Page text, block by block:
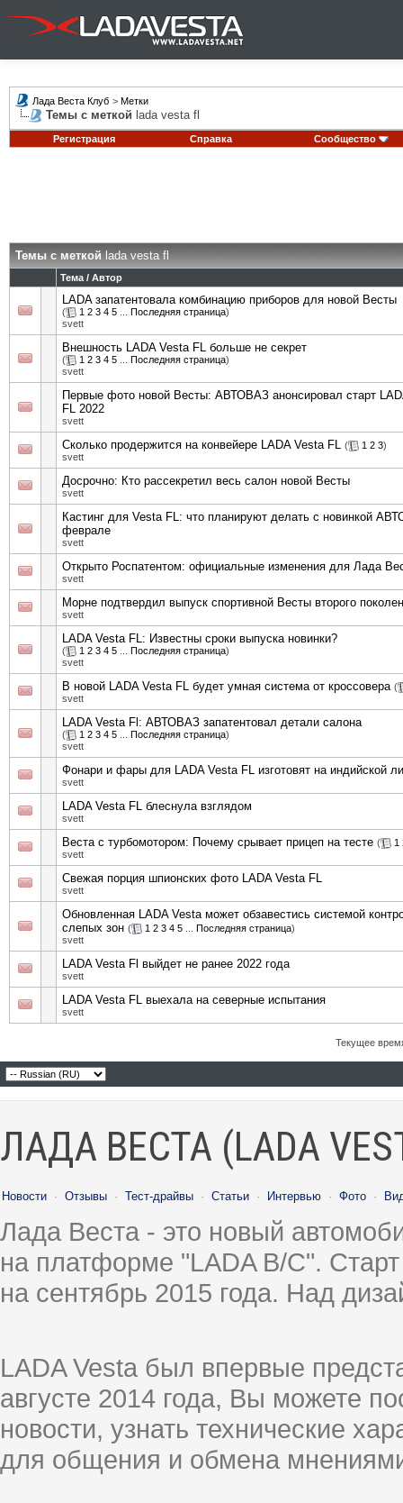
Лада Веста Клуб > Метки
Темы с меткой lada vesta fl
Регистрация Справка Сообщество
Темы с меткой lada vesta fl
Тема / Автор
LADA запатентовала комбинацию приборов для новой Весты
( 1 2 3 4 5 Последняя страница)
svett
Внешность LADA Vesta FL больше не секрет
( 1 2 3 4 5 Последняя страница)
svett
Первые фото новой Весты: АВТОВАЗ анонсировал старт
FL 2022
svett
Сколько продержится на конвейере LADA Vesta FL ( 1 2 3)
svett
Досрочно: Кто рассекретил весь салон новой Весты
svett
Кастинг для Vesta FL: что планируют делать с новинкой
феврале
svett
Открыто Роспатентом: официальные изменения для Лада
svett
Морне подтвердил выпуск спортивной Весты второго
svett
LADA Vesta FL: Известны сроки выпуска новинки?
( 1 2 3 4 5 Последняя страница)
svett
В новой LADA Vesta FL будет умная система от кроссовера (
svett
LADA Vesta Fl: АВТОВАЗ запатентовал детали салона
( 1 2 3 4 5 Последняя страница)
svett
Фонари и фары для LADA Vesta FL изготовят на индийской
svett
LADA Vesta FL блеснула взглядом
svett
Веста с турбомотором: Почему срывает прицеп на тесте ( 1
svett
Свежая порция шпионских фото LADA Vesta FL
svett
Обновленная LADA Vesta может обзавестись системой
слепых зон ( 1 2 3 4 5 Последняя страница)
svett
LADA Vesta Fl выйдет не ранее 2022 года
svett
LADA Vesta FL выехала на северные испытания
svett
Текущее
ЛАДА ВЕСТА (LADA
Новости · Отзывы · Тест-драйвы · Статьи · Интервью · Фото ·
Лада Веста - это новый
на платформе "LADA B/C".
на сентябрь 2015 года. Над
LADA Vesta был впервые
августе 2014 года, Вы можете
новости, узнать технические
для общения и обмена